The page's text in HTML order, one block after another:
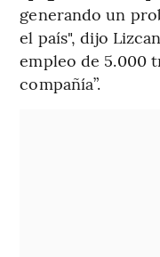
generando un
el país", dijo
empleo de 5.000
compañía”.